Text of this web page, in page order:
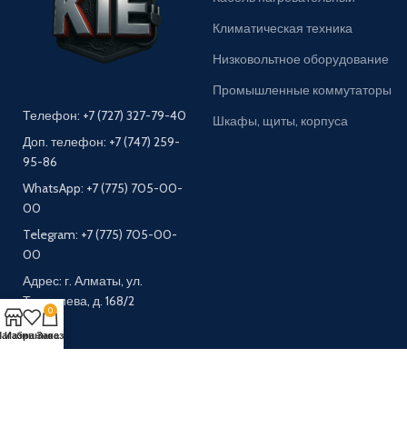
Телефон: +7 (727) 327-79-40
Доп. телефон: +7 (747) 259-
95-86
WhatsApp: +7 (775) 705-00-
00
Telegram: +7 (775) 705-00-
00
Адрес: г. Алматы, ул.
Тлендиева, д. 168/2
Климатическая техника
Низковольтное оборудование
Промышленные коммутаторы
Шкафы, щиты, корпуса
Избранное
0
Заказ